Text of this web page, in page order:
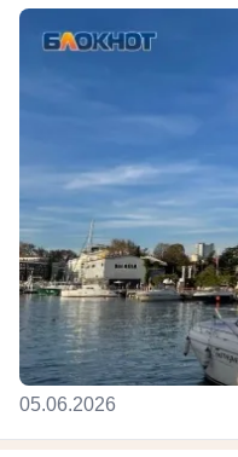
05.06.2026